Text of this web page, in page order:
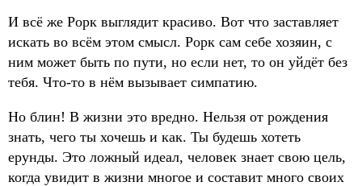
И всё же Рорк выглядит красиво. Вот что заставляет
искать во всём этом смысл. Рорк сам себе хозяин, с
ним может быть по пути, но если нет, то он уйдёт без
тебя. Что-то в нём вызывает симпатию.
Но блин! В жизни это вредно. Нельзя от рождения
знать, чего ты хочешь и как. Ты будешь хотеть
ерунды. Это ложный идеал, человек знает свою цель,
когда увидит в жизни многое и составит много своих